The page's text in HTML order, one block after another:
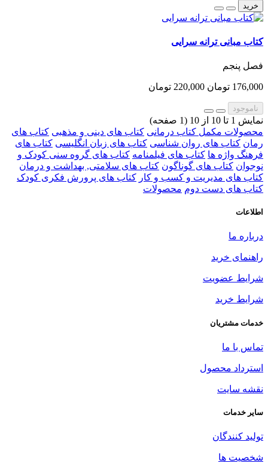
خرید
کتاب مبانی ترانه سرایی
فصل پنجم
176,000 تومان 220,000 تومان
ناموجود
نمایش 1 تا 10 از 10 (1 صفحه)
محصولات مکمل کتاب درمانی کتاب های دینی و مذهبی کتاب های
رمان کتاب های روان شناسی کتاب های زبان انگلیسی کتاب های
فرهنگ واژه ها کتاب های فیلمنامه کتاب های گروه سنی کودک و
نوجوان کتاب های گوناگون کتاب های سلامتی, بهداشت و درمان
کتاب های مدیریت و کسب و کار کتاب های پرورش فکری کودک
کتاب های دست دوم محصولات
اطلاعات
درباره ما
راهنمای خرید
شرایط عضویت
شرایط خرید
خدمات مشتریان
تماس با ما
استرداد محصول
نقشه سایت
سایر خدمات
تولید کنندگان
شخصیت ها